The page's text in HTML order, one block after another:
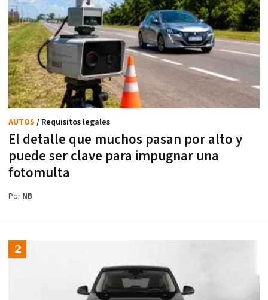
El detalle que muchos pasan por alto y
puede ser clave para impugnar una
fotomulta
AUTOS / Requisitos legales
PorNB